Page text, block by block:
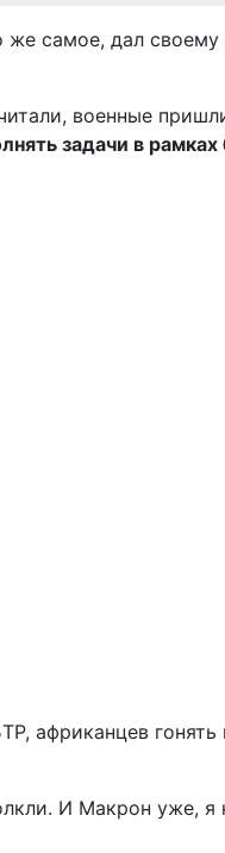
самое, дал своему
военные
задачи в
африканцев гонять
И Макрон уже, я